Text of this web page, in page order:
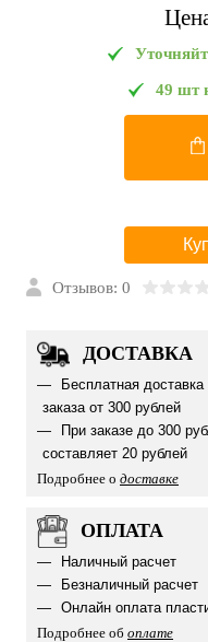
49 шт
Отзывов: 0
ДОСТАВКА
Бесплатная
заказа от 300 рублей
При заказе до 300
составляет 20 рублей
Подробнее о доставке
ОПЛАТА
Наличный расчет
Безналичный расчет
Онлайн оплата
Подробнее об оплате